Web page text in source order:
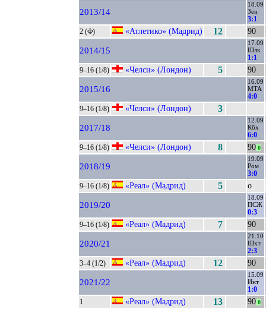
2013/14
18.09
Зен
3:1
2 (Ф) «Атлетико» (Мадрид) 12 90
2014/15
17.09
Шлк
1:1
9–16 (1/8) «Челси» (Лондон) 5 90
2015/16
16.09
МТА
4:0
9–16 (1/8) «Челси» (Лондон) 3
2017/18
12.09
Кбх
6:0
9–16 (1/8) «Челси» (Лондон) 8 900
2018/19
19.09
Ром
3:0
9–16 (1/8) «Реал» (Мадрид) 5 о
2019/20
18.09
ПСЖ
0:3
9–16 (1/8) «Реал» (Мадрид) 7 90
2020/21
21.10
Шхт
2:3
3–4 (1/2) «Реал» (Мадрид) 12 90
2021/22
15.09
Инт
1:0
1 «Реал» (Мадрид) 13 900